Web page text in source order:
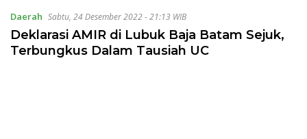
Daerah Sabtu, 24 Desember 2022 - 21:13 WIB
Deklarasi AMIR di Lubuk Baja Batam Sejuk,
Terbungkus Dalam Tausiah UC